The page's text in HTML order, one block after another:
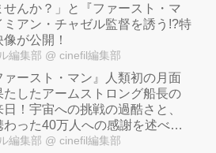
せんか？」と『ファースト・マ
ミアン・チャゼル監督を誘う!?特
が公開！
編集部 @ cinefil編集部
ァースト・マン』人類初の月面
たしたアームストロング船長の
！宇宙への挑戦の過酷さと、
わった40万人への感謝を述べ
編集部 @ cinefil編集部